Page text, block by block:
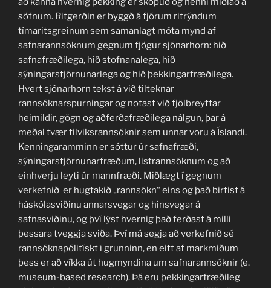
söfnum. Ritgerðin er byggð á fjórum ritrýndum
tímaritsgreinum sem samanlagt móta mynd af
safnarannsóknum gegnum fjögur sjónarhorn: hið
safnafræðilega, hið stofnanalega, hið
sýningarstjórnunarlega og hið þekkingarfræðilega.
Hvert sjónarhorn tekst á við tilteknar
rannsóknarspurningar og notast við fjölbreyttar
heimildir, gögn og aðferðafræðilega nálgun, þar á
meðal tvær tilviksrannsóknir sem unnar voru á Íslandi.
Kenningaramminn er sóttur úr safnafræði,
sýningarstjórnunarfræðum, listrannsóknum og að
einhverju leyti úr mannfræði. Miðlægt í gegnum
verkefnið er hugtakið „rannsókn“ eins og það birtist á
háskólasviðinu annarsvegar og hinsvegar á
safnasviðinu, og því lýst hvernig það ferðast á milli
þessara tveggja sviða. Því má segja að verkefnið sé
rannsóknapólitískt í grunninn, en eitt af markmiðum
þess er að víkka út hugmyndina um safnarannsóknir (e.
museum-based research). Þá eru þekkingarfræðileg